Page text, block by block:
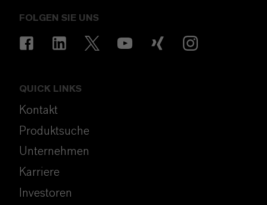
FOLGEN SIE UNS
QUICK LINKS
Kontakt
Produktsuche
Unternehmen
Karriere
Investoren